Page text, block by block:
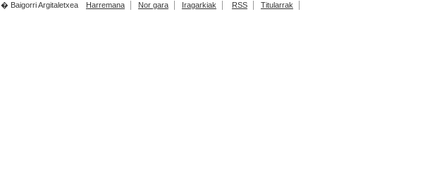
� Baigorri Argitaletxea
Harremana Nor gara Iragarkiak RSS Titularrak